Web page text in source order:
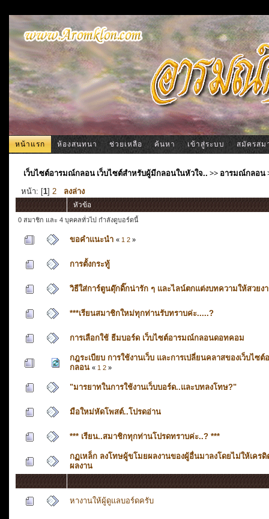
หน้าแรก ห้องสนทนา ช่วยเหลือ ค้นหา เข้าสู่ระบบ สมัครสม
เว็บไซต์อารมณ์กลอน เว็บไซต์สำหรับผู้มีกลอนในหัวใจ.. >> อารมณ์กลอน
หน้า: [1] 2 ลงล่าง
หัวข้อ
0 สมาชิก และ 4 บุคคลทั่วไป กำลังดูบอร์ดนี้
ขอคำแนะนำ « 1 2 »
การตั้งกระทู้
วิธีใส่การ์ตูนดุ๊กดิ๊กน่ารัก ๆ และไลน์ตกแต่งบทความให้สวยง
***เรียนสมาชิกใหม่ทุกท่านรับทราบค่ะ.....?
การเลือกใช้ ธีมบอร์ด เว็บไซต์อารมณ์กลอนดอทคอม
กฎระเบียบ การใช้งานเว็บ และการเปลี่ยนคลาสของเว็บไซ
กลอน « 1 2 »
"มารยาทในการใช้งานเว็บบอร์ด..และบทลงโทษ?"
มือใหม่หัดโพสต์..โปรดอ่าน
*** เรียน..สมาชิกทุกท่านโปรดทราบค่ะ..? ***
กฏเหล็ก ลงโทษผู้ขโมยผลงานของผู้อื่นมาลงโดยไม่ให้เครดิ
ผลงาน
หางานให้ผู้ดูแลบอร์ดครับ